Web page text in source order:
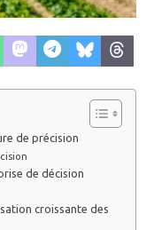
de précision
de décision
croissante des